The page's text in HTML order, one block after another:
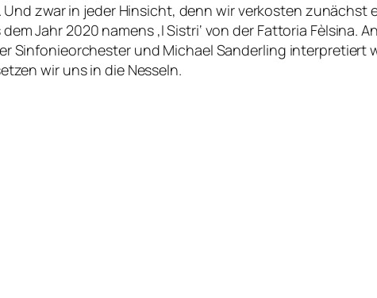
Und zwar in jeder Hinsicht, denn wir verkosten
Jahr 2020 namens ‚I Sistri‘ von der Fattoria
Sinfonieorchester und Michael Sanderling
wir uns in die Nesseln.